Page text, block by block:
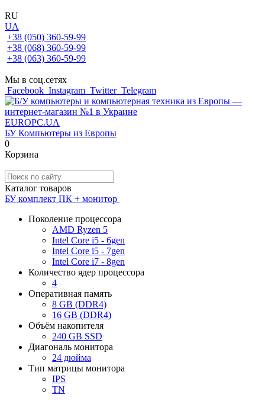
RU
UA
+38 (050) 360-59-99
+38 (068) 360-59-99
+38 (063) 360-59-99
Мы в соц.сетях
Facebook Instagram Twitter Telegram
EUROPC.UA
БУ Компьютеры из Европы
0
Корзина
Каталог товаров
БУ комплект ПК + монитор
Поколение процессора
AMD Ryzen 5
Intel Core i5 - 6gen
Intel Core i5 - 7gen
Intel Core i7 - 8gen
Количество ядер процессора
4
Оперативная память
8 GB (DDR4)
16 GB (DDR4)
Объём накопителя
240 GB SSD
Диагональ монитора
24 дюйма
Тип матрицы монитора
IPS
TN